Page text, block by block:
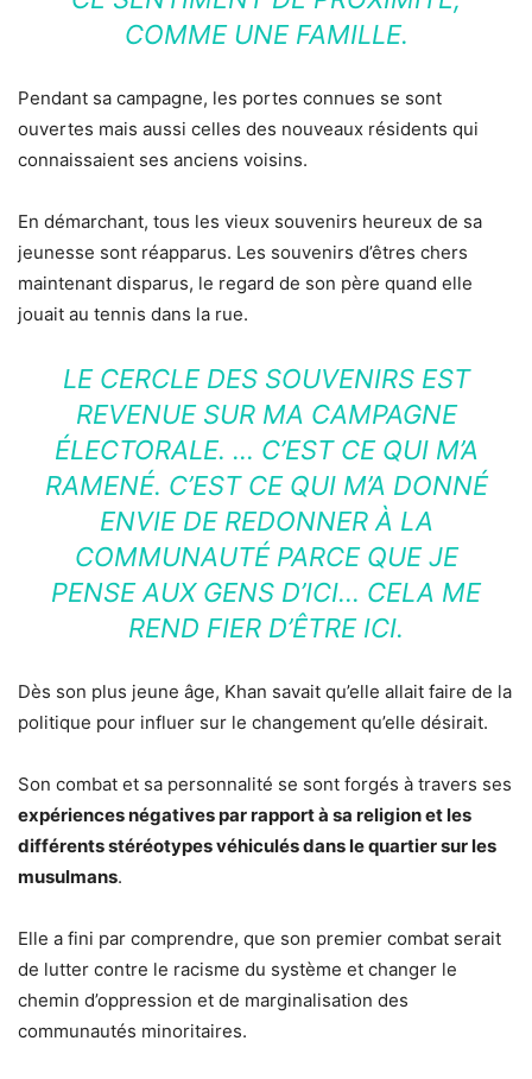
COMME UNE FAMILLE.
Pendant sa campagne, les portes connues se sont
ouvertes mais aussi celles des nouveaux résidents qui
connaissaient ses anciens voisins.
En démarchant, tous les vieux souvenirs heureux de sa
jeunesse sont réapparus. Les souvenirs d’êtres chers
maintenant disparus, le regard de son père quand elle
jouait au tennis dans la rue.
LE CERCLE DES SOUVENIRS EST
REVENUE SUR MA CAMPAGNE
ÉLECTORALE. … C’EST CE QUI M’A
RAMENÉ. C’EST CE QUI M’A DONNÉ
ENVIE DE REDONNER À LA
COMMUNAUTÉ PARCE QUE JE
PENSE AUX GENS D’ICI… CELA ME
REND FIER D’ÊTRE ICI.
Dès son plus jeune âge, Khan savait qu’elle allait faire de la
politique pour influer sur le changement qu’elle désirait.
Son combat et sa personnalité se sont forgés à travers ses
expériences négatives par rapport à sa religion et les
différents stéréotypes véhiculés dans le quartier sur les
musulmans.
Elle a fini par comprendre, que son premier combat serait
de lutter contre le racisme du système et changer le
chemin d’oppression et de marginalisation des
communautés minoritaires.